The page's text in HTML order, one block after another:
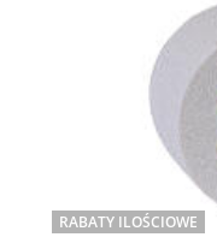
RABATY ILOŚCIOWE